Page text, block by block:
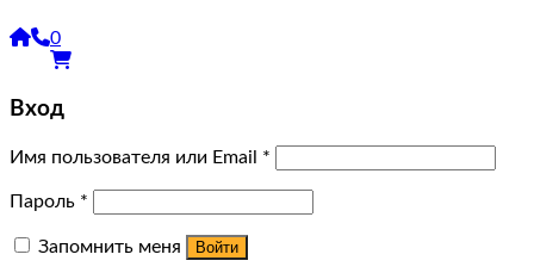
0
Вход
Имя пользователя или Email *
Пароль *
Запомнить меня Войти